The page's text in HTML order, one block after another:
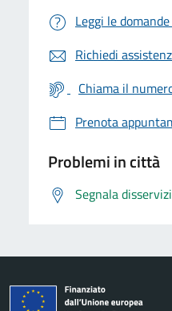
Leggi le
Richiedi
Chiama il
Prenota
Problemi in città
Segnala